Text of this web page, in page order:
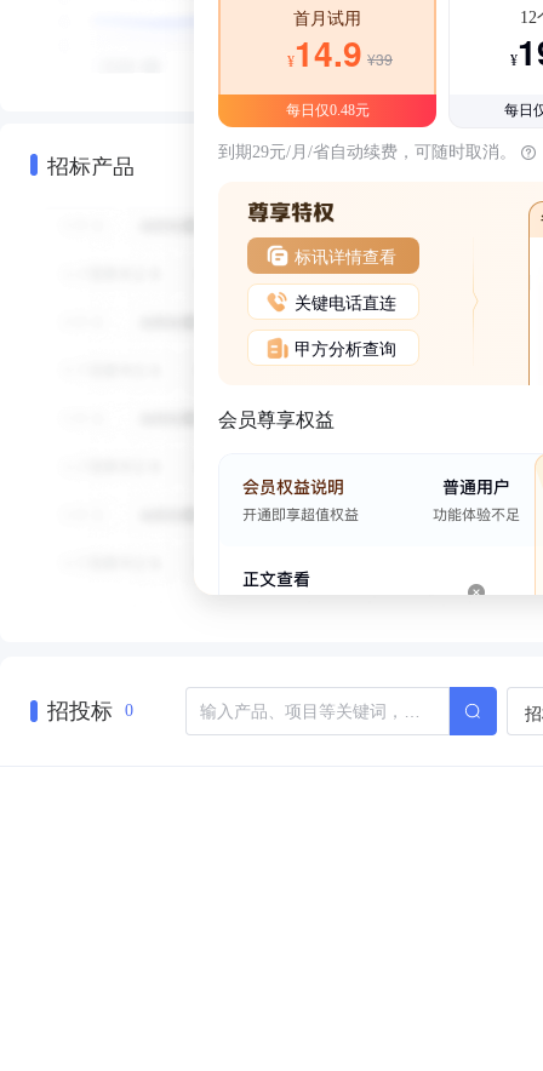
招标产品
首月试用
¥14.9 ¥39
每日仅0.48元
12
¥
每日
到期29元/月/省自动续费，可随时取消。
标讯详情查看
关键电话直连
甲方分析查询
会员尊享权益
招投标 0